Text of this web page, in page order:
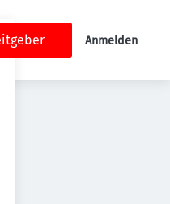
Anmelden